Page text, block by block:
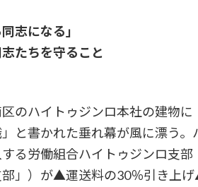
志になる」
たちを守ること
のハイトゥジンロ本社の建物に
と書かれた垂れ幕が風に漂う
る労働組合ハイトゥジンロ支
」）が▲運送料の30％引き上